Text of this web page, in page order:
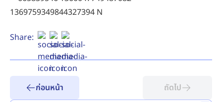
Share:
ก่อนหน้า ถัดไป